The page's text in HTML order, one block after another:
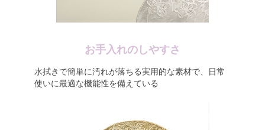
お手入れのしやすさ
水拭きで簡単に汚れが落ちる実用的な素材で、日常
使いに最適な機能性を備えている